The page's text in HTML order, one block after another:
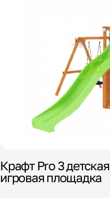
Крафт Pro 3 детская
игровая площадка